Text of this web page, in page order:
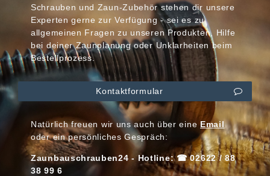
Schrauben und Zaun-Zubehör stehen dir unsere
Experten gerne zur Verfügung - sei es zu
allgemeinen Fragen zu unseren Produkten, Hilfe
bei deiner Zaunplanung oder Unklarheiten beim
Bestellprozess.
Kontaktformular
Natürlich freuen wir uns auch über eineEmail
oder ein persönliches Gespräch:
Zaunbauschrauben24 - Hotline: ☎ 02622 / 88
38 99 6